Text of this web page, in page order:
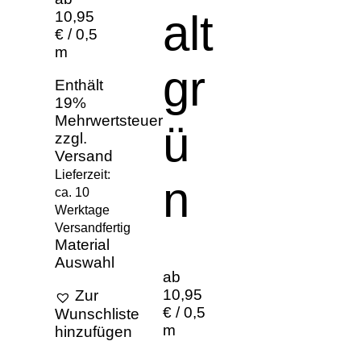
10,95
€ / 0,5
m
Enthält
19%
Mehrwertsteuer
zzgl.
Versand
Lieferzeit:
ca. 10
Werktage
Versandfertig
Material
Auswahl
Zur
Wunschliste
hinzufügen
alt
gr
ü
n
ab
10,95
€ / 0,5
m